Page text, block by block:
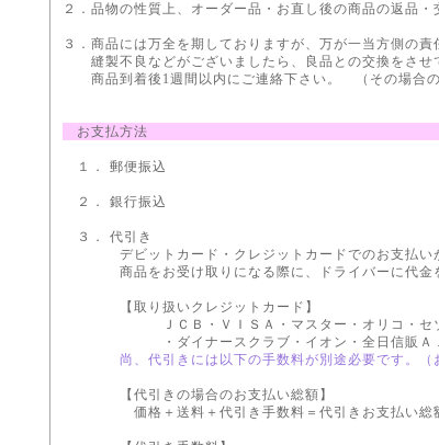
２．品物の性質上、オーダー品・お直し後の商品の返品
３．商品には万全を期しておりますが、万が一当方側の責
縫製不良などがございましたら、良品との交換をさせ
商品到着後1週間以内にご連絡下さい。 （その場合の
お支払方法
１． 郵便振込
２． 銀行振込
３． 代引き
デビットカード・クレジットカードでのお支払いが
商品をお受け取りになる際に、ドライバーに代金を
【取り扱いクレジットカード】
ＪＣＢ・ＶＩＳＡ・マスター・オリコ・セゾン
・ダイナースクラブ・イオン・全日信販ＡＪ・
尚、代引きには以下の手数料が別途必要です。（
【代引きの場合のお支払い総額】
価格＋送料＋代引き手数料＝代引きお支払い総